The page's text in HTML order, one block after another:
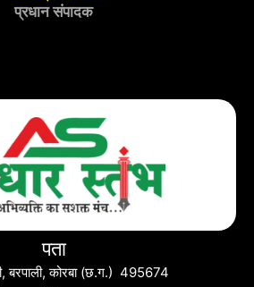
प्रधान संपादक
पता
बरपाली, कोरबा (छ.ग.) 495674